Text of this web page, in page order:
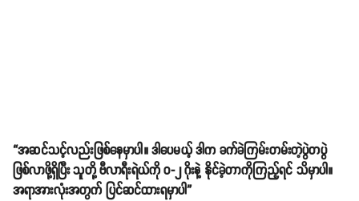
“အဆင်သင့်လည်းဖြစ်နေမှာပါ။ ဒါပေမယ့် ဒါက ခက်ခဲကြမ်းတမ်းတဲ့ပွဲတပွဲ
ဖြစ်လာဖို့ရှိပြီး သူတို့ ဗီလာရီးရဲယ်ကို ၀-၂ ဂိုးနဲ့ နိုင်ခဲ့တာကိုကြည့်ရင် သိမှာပါ။
အရာအားလုံးအတွက် ပြင်ဆင်ထားရမှာပါ”